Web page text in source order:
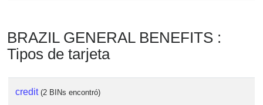
BRAZIL GENERAL BENEFITS :
Tipos de tarjeta
credit (2 BINs encontró)